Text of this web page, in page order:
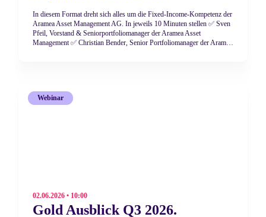
In diesem Format dreht sich alles um die Fixed-Income-Kompetenz der
Aramea Asset Management AG. In jeweils 10 Minuten stellen ✅ Sven
Pfeil, Vorstand & Seniorportfoliomanager der Aramea Asset
Management ✅ Christian Bender, Senior Portfoliomanager der Aramea
Webinar
02.06.2026 • 10:00
Gold Ausblick Q3 2026.